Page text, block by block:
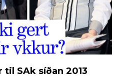
SAk síðan 2013